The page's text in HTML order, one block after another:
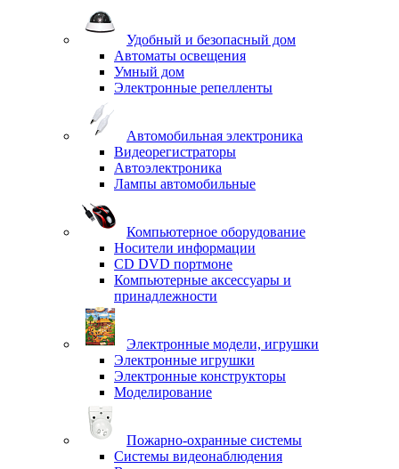
Удобный и безопасный дом
Автоматы освещения
Умный дом
Электронные репелленты
Автомобильная электроника
Видеорегистраторы
Автоэлектроника
Лампы автомобильные
Компьютерное оборудование
Носители информации
CD DVD портмоне
Компьютерные аксессуары и
принадлежности
Электронные модели, игрушки
Электронные игрушки
Электронные конструкторы
Моделирование
Пожарно-охранные системы
Системы видеонаблюдения